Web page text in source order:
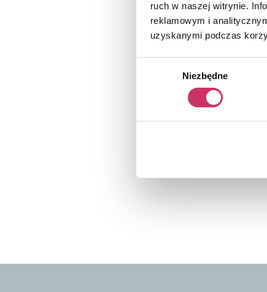
ruch w naszej witrynie.
reklamowym i
uzyskanymi podczas
Niezbędne